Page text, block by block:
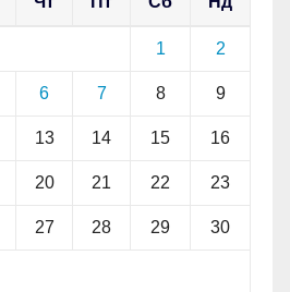
1 2
6 7 8 9
13 14 15 16
20 21 22 23
27 28 29 30